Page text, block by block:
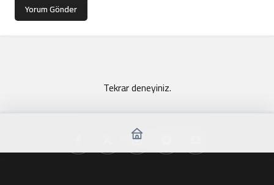
Yorum Gönder
Tekrar deneyiniz.